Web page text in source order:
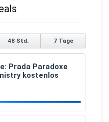
48 Std. 7 Tage
Prada Paradoxe
kostenlos